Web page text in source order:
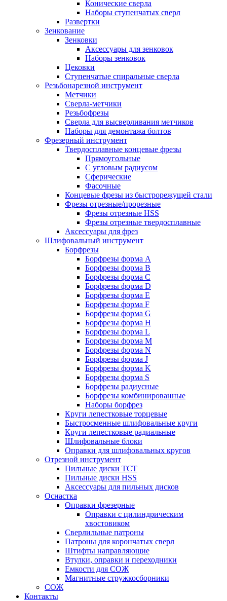
Конические сверла
Наборы ступенчатых сверл
Развертки
Зенкование
Зенковки
Аксессуары для зенковок
Наборы зенковок
Цековки
Ступенчатые спиральные сверла
Резьбонарезной инструмент
Метчики
Сверла-метчики
Резьбофрезы
Сверла для высверливания метчиков
Наборы для демонтажа болтов
Фрезерный инструмент
Твердосплавные концевые фрезы
Прямоугольные
С угловым радиусом
Сферические
Фасочные
Концевые фрезы из быстрорежущей стали
Фрезы отрезные/прорезные
Фрезы отрезные HSS
Фрезы отрезные твердосплавные
Аксессуары для фрез
Шлифовальный инструмент
Борфрезы
Борфрезы форма A
Борфрезы форма B
Борфрезы форма C
Борфрезы форма D
Борфрезы форма E
Борфрезы форма F
Борфрезы форма G
Борфрезы форма H
Борфрезы форма L
Борфрезы форма M
Борфрезы форма N
Борфрезы форма J
Борфрезы форма K
Борфрезы форма S
Борфрезы радиусные
Борфрезы комбинированные
Наборы борфрез
Круги лепестковые торцевые
Быстросменные шлифовальные круги
Круги лепестковые радиальные
Шлифовальные блоки
Оправки для шлифовальных кругов
Отрезной инструмент
Пильные диски ТСТ
Пильные диски HSS
Аксессуары для пильных дисков
Оснастка
Оправки фрезерные
Оправки с цилиндрическим
хвостовиком
Сверлильные патроны
Патроны для корончатых сверл
Штифты направляющие
Втулки, оправки и переходники
Емкости для СОЖ
Магнитные стружкосборники
СОЖ
Контакты